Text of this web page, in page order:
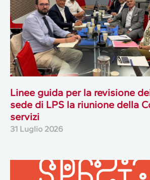
Linee guida per la revisione
sede di LPS la riunione della
servizi
31 Luglio 2026